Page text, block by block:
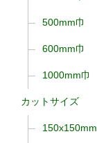
500mm巾
600mm巾
1000mm巾
カットサイズ
150x150mm